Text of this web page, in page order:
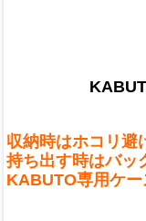
収納時はホコリ避
持ち出す時はバッ
KABUTO専用ケー